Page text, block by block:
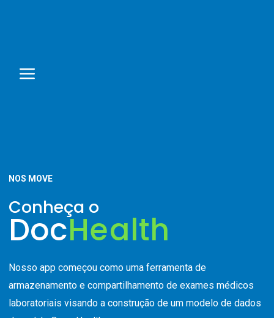
NOS MOVE
Conheça o
DocHealth
Nosso app começou como uma ferramenta de
armazenamento e compartilhamento de exames médicos
laboratoriais visando a construção de um modelo de dados